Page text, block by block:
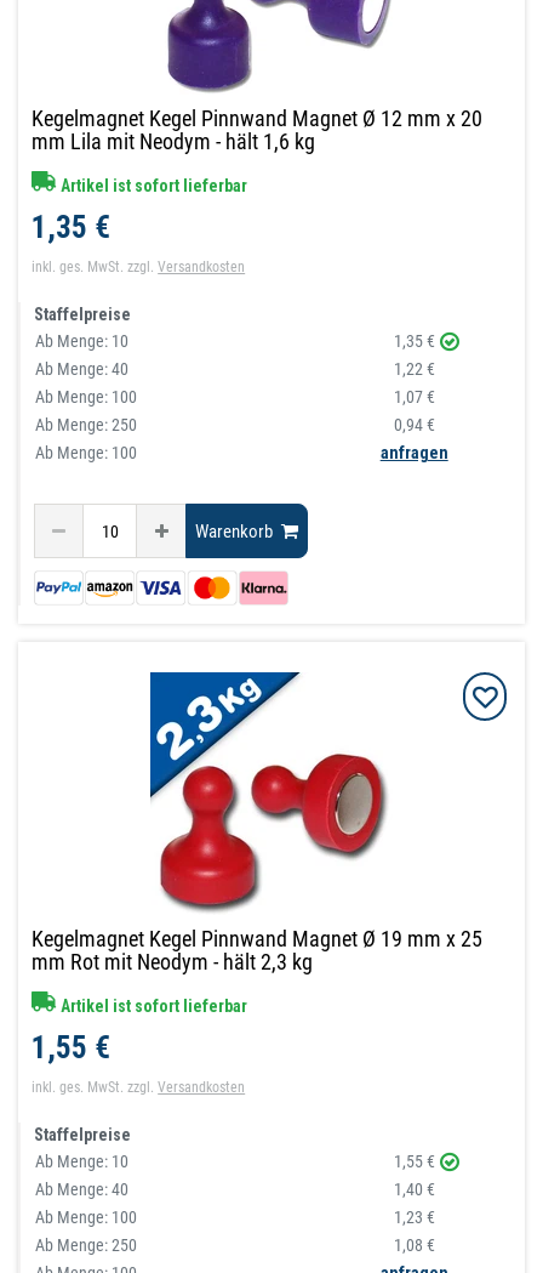
Kegelmagnet Kegel Pinnwand Magnet Ø 12 mm x 20
mm Lila mit Neodym - hält 1,6 kg
Artikel ist sofort lieferbar
1,35 €
inkl. ges. MwSt. zzgl.Versandkosten
Staffelpreise
Ab Menge: 10
1,35 €
Ab Menge:40
1,22 €
Ab Menge: 100
1,07 €
Ab Menge:250
0,94 €
Ab Menge: 100
anfragen
Warenkorb
Kegelmagnet Kegel Pinnwand Magnet Ø 19 mm x 25
mm Rot mit Neodym - hält 2,3 kg
Artikel ist sofort lieferbar
1,55 €
inkl. ges. MwSt. zzgl.Versandkosten
Staffelpreise
Ab Menge: 10
1,55 €
Ab Menge:40
1,40 €
Ab Menge: 100
1,23 €
Ab Menge:250
1,08 €